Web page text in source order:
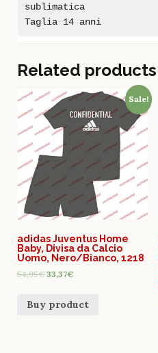
sublimatica
Taglia 14 anni
Related products
Sale!
adidas Juventus Home
Baby, Divisa da Calcio
Uomo, Nero/Bianco, 1218
54,95€ 33,37€
Buy product